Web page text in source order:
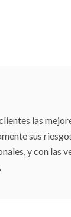
las
sus
y con las